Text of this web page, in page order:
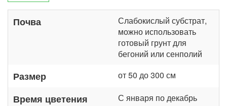
Почва
Слабокислый субстрат,
можно использовать
готовый грунт для
бегоний или сенполий
Размер от 50 до 300 см
Время цветения С января по декабрь